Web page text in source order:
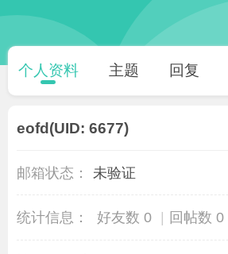
个人资料 主题 回复
eofd (UID: 6677)
邮箱状态： 未验证
统计信息： 好友数 0 回帖数 0